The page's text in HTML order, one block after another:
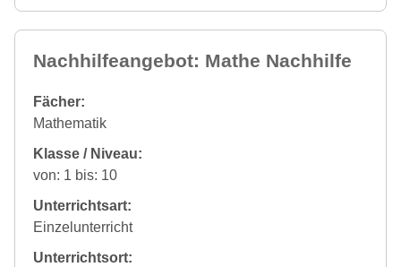
Nachhilfeangebot: Mathe Nachhilfe
Fächer:
Mathematik
Klasse / Niveau:
von: 1 bis: 10
Unterrichtsart:
Einzelunterricht
Unterrichtsort: